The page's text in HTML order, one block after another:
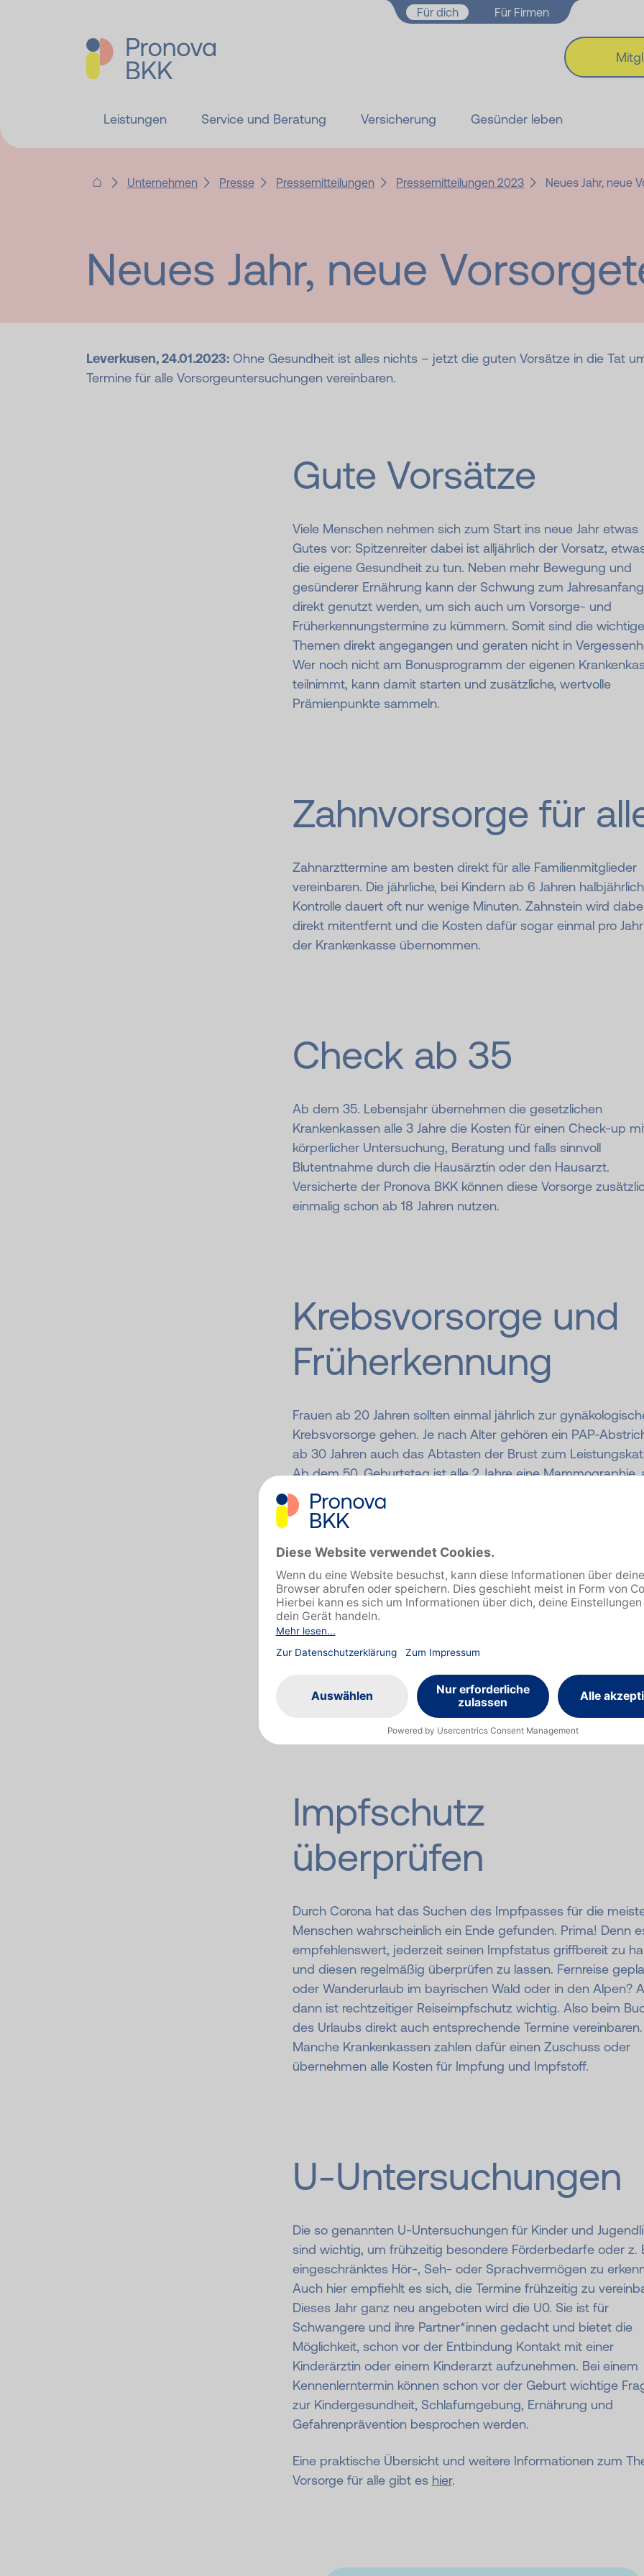
Zum Hauptinhalt springen
Für dich Für Firmen
Leistungen Service und Beratung Versicherung Gesünder leben
Unternehmen Presse Pressemitteilungen Pressemitteilungen 2023 Neues Jahr, neue
Neues Jahr, neue
Leverkusen, 24.01.2023: Ohne Gesundheit ist alles nichts – jetzt die guten Vorsätze in die Tat
Termine für alle Vorsorgeuntersuchungen vereinbaren.
Gute Vorsätze
Viele Menschen nehmen sich zum Start ins neue Jahr etwas
Gutes vor: Spitzenreiter dabei ist alljährlich der Vorsatz,
die eigene Gesundheit zu tun. Neben mehr Bewegung und
gesünderer Ernährung kann der Schwung zum Jahresanfang
direkt genutzt werden, um sich auch um Vorsorge- und
Früherkennungstermine zu kümmern. Somit sind die
Themen direkt angegangen und geraten nicht in
Wer noch nicht am Bonusprogramm der eigenen
teilnimmt, kann damit starten und zusätzliche, wertvolle
Prämienpunkte sammeln.
Zahnvorsorge für
Zahnarzttermine am besten direkt für alle Familienmitglieder
vereinbaren. Die jährliche, bei Kindern ab 6 Jahren
Kontrolle dauert oft nur wenige Minuten. Zahnstein wird
direkt mitentfernt und die Kosten dafür sogar einmal pro
der Krankenkasse übernommen.
Check ab 35
Ab dem 35. Lebensjahr übernehmen die gesetzlichen
Krankenkassen alle 3 Jahre die Kosten für einen Check-up
körperlicher Untersuchung, Beratung und falls sinnvoll
Blutentnahme durch die Hausärztin oder den Hausarzt.
Versicherte der Pronova BKK können diese Vorsorge
einmalig schon ab 18 Jahren nutzen.
Krebsvorsorge und
Früherkennung
Frauen ab 20 Jahren sollten einmal jährlich zur
Krebsvorsorge gehen. Je nach Alter gehören ein PAP-
ab 30 Jahren auch das Abtasten der Brust zum
Ab dem 50. Geburtstag ist alle 2 Jahre eine Mammographie,
ein Röntgenbild der Brust, sinnvoll.
Ebenfalls ab 50 startet für Männer und Frauen die
Darmkrebsvorsorge: das geht ganz einfach mit einem
durchgeführten Test zum Aufspüren von Blut im Stuhlgang
später mit dem Angebot einer Darmspiegelung.
Die Hautkrebsvorsorge steht spätestens ab 35 Jahren alle 2
Hautveränderungen am ganzen Körper Ausschau gehalten,
diese ggf. entfernt werden können. Die Pronova BKK zahlt
Untersuchung schon ab dem 18. Geburtstag.
Impfschutz
überprüfen
Durch Corona hat das Suchen des Impfpasses für die
Menschen wahrscheinlich ein Ende gefunden. Prima! Denn
empfehlenswert, jederzeit seinen Impfstatus griffbereit zu
und diesen regelmäßig überprüfen zu lassen. Fernreise
oder Wanderurlaub im bayrischen Wald oder in den Alpen?
dann ist rechtzeitiger Reiseimpfschutz wichtig. Also beim
des Urlaubs direkt auch entsprechende Termine vereinbaren.
Manche Krankenkassen zahlen dafür einen Zuschuss oder
übernehmen alle Kosten für Impfung und Impfstoff.
U-Untersuchungen
Die so genannten U-Untersuchungen für Kinder und
sind wichtig, um frühzeitig besondere Förderbedarfe oder z.
eingeschränktes Hör-, Seh- oder Sprachvermögen zu
Auch hier empfiehlt es sich, die Termine frühzeitig zu
Dieses Jahr ganz neu angeboten wird die U0. Sie ist für
Schwangere und ihre Partner*innen gedacht und bietet die
Möglichkeit, schon vor der Entbindung Kontakt mit einer
Kinderärztin oder einem Kinderarzt aufzunehmen. Bei einem
Kennenlerntermin können schon vor der Geburt wichtige
zur Kindergesundheit, Schlafumgebung, Ernährung und
Gefahrenprävention besprochen werden.
Eine praktische Übersicht und weitere Informationen zum
Vorsorge für alle gibt es hier.